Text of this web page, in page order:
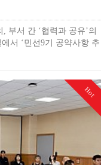
부서 간 ‘협력과 공유’의
서 ‘민선9기 공약사항 추
Hot